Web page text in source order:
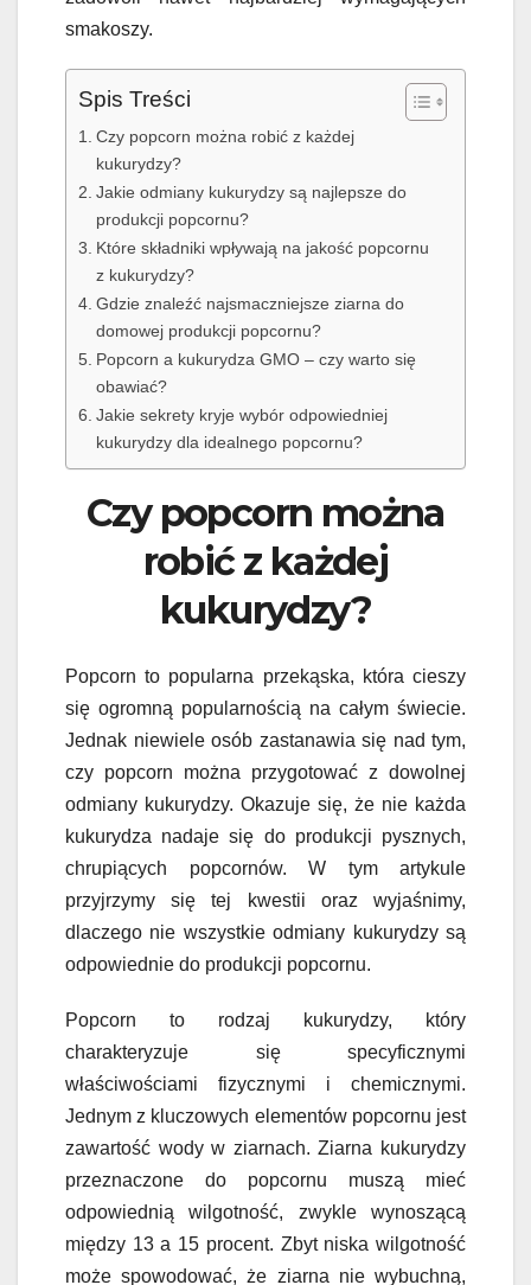
smakoszy.
Spis Treści
Czy popcorn można robić z każdej
kukurydzy?
Jakie odmiany kukurydzy są najlepsze do
produkcji popcornu?
Które składniki wpływają na jakość popcornu
z kukurydzy?
Gdzie znaleźć najsmaczniejsze ziarna do
domowej produkcji popcornu?
Popcorn a kukurydza GMO – czy warto się
obawiać?
Jakie sekrety kryje wybór odpowiedniej
kukurydzy dla idealnego popcornu?
Czy popcorn można
robić z każdej
kukurydzy?
Popcorn to popularna przekąska, która cieszy
się ogromną popularnością na całym świecie.
Jednak niewiele osób zastanawia się nad tym,
czy popcorn można przygotować z dowolnej
odmiany kukurydzy. Okazuje się, że nie każda
kukurydza nadaje się do produkcji pysznych,
chrupiących popcornów. W tym artykule
przyjrzymy się tej kwestii oraz wyjaśnimy,
dlaczego nie wszystkie odmiany kukurydzy są
odpowiednie do produkcji popcornu.
Popcorn to rodzaj kukurydzy, który
charakteryzuje się specyficznymi
właściwościami fizycznymi i chemicznymi.
Jednym z kluczowych elementów popcornu jest
zawartość wody w ziarnach. Ziarna kukurydzy
przeznaczone do popcornu muszą mieć
odpowiednią wilgotność, zwykle wynoszącą
między 13 a 15 procent. Zbyt niska wilgotność
może spowodować, że ziarna nie wybuchną,